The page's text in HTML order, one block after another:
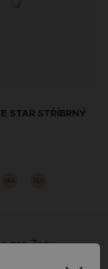
STAR STŘÍBRNÝ
pro Ženy